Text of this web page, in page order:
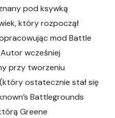
pod ksywką
który rozpoczął
mod Battle
Autor wcześniej
przy tworzeniu
ostatecznie stał się
Battlegrounds
Greene